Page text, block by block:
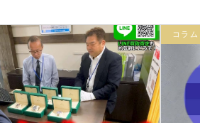
コラム